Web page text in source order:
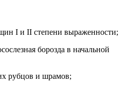
I и II степени выраженности;
борозда в начальной
рубцов и шрамов;